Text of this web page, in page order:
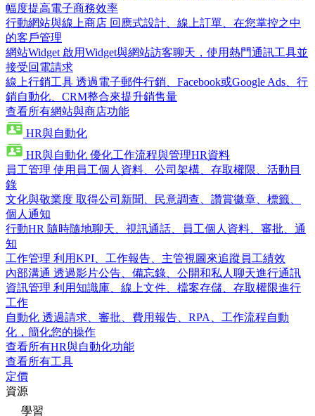
幅度提高電子商務效率
行動網站與線上商店 回應式設計、線上訂單、在您掌控之中
的客戶管理
網站Widget 啟用Widget與網站訪客聊天，使用熱門通訊工具並
接受回電請求
線上行銷工具 透過電子郵件行銷、Facebook或Google Ads、行
銷自動化、CRM整合來提升銷售量
查看所有網站與商店功能
HR與自動化
HR與自動化 優化工作流程與管理HR資料
員工管理 使用員工個人資料、公司架構、存取權限、活動目
錄
文化與敬業度 取得公司新聞、民意調查、讚賞徽章、標籤、
個人通知
行動HR 隨時隨地聊天、視訊通話、員工個人資料、審批、通
知
工作管理 利用KPI、工作報告、主管視圖來追蹤員工績效
內部溝通 透過影片公告、備忘錄、公開和私人聊天進行通訊
資訊管理 利用知識庫、線上文件、檔案存儲、存取權限進行
工作
自動化 透過請求、審批、費用報告、RPA、工作流程自動
化，簡化您的操作
查看所有HR與自動化功能
查看所有工具
定價
資源
學習